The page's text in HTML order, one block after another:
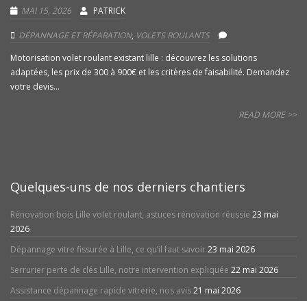
MAI 15, 2026 PATRICK
DÉPANNAGE ET RÉPARATION, VOLETS ROULANTS
Motorisation volet roulant existant lille : découvrez les solutions
adaptées, les prix de 300 à 900€ et les critères de faisabilité. Demandez
votre devis...
READ MORE >>
Quelques-uns de nos derniers chantiers
Rénovation bois Lille volet roulant, astuces rénovation réussie 23 mai
2026
Dépannage vitre fissurée à Lille, ce qu’il faut savoir23 mai 2026
Serrurier perte de clés Lille, notre intervention expliquée 22 mai 2026
Assistance dépannage rapide vitrerie, nos avis21 mai 2026